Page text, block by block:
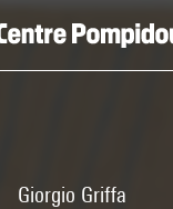
Giorgio Griffa